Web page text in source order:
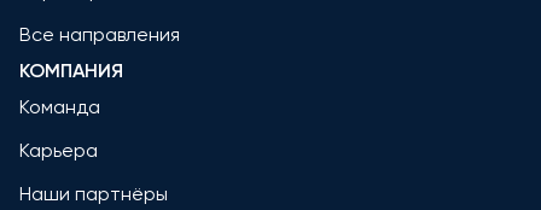
Все направления
КОМПАНИЯ
Команда
Карьера
Наши партнёры